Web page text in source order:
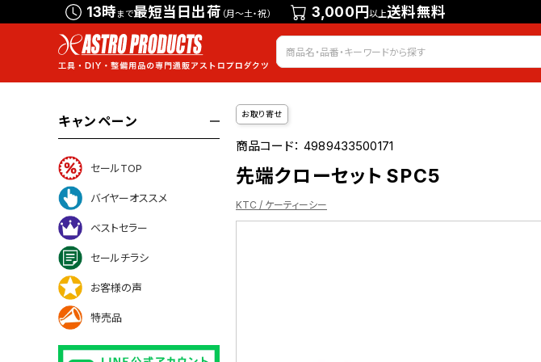
13時まで最短当日出荷 （月～土・祝） 3,000円以上送料無料
会員登録 ログイン お気に入り
キャンペーン
セールTOP
バイヤーオススメ
ベストセラー
セールチラシ
お客様の声
特売品
お取り寄せ
商品コード：4989433500171
先端クローセット SPC5
KTC / ケーティーシー